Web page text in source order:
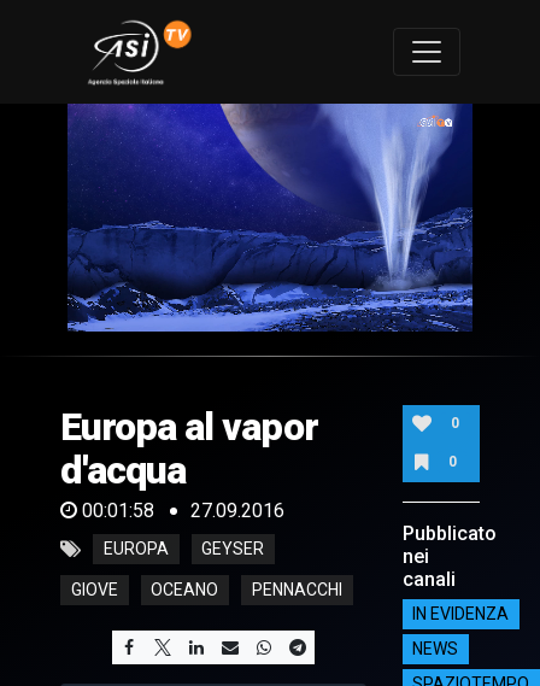
of
58
seconds
Europa al vapor
d'acqua
00:01:58 27.09.2016
EUROPA GEYSER
GIOVE OCEANO PENNACCHI
0
0
Pubblicato
nei
canali
IN EVIDENZA
NEWS